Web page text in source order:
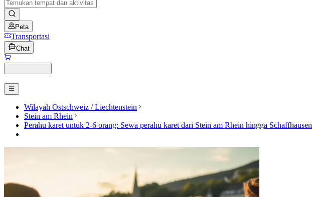
Peta
Transportasi
Chat
Wilayah Ostschweiz / Liechtenstein
Stein am Rhein
Perahu karet untuk 2-6 orang: Sewa perahu karet dari Stein am Rhein hingga Schaffhausen